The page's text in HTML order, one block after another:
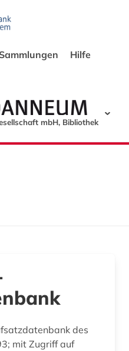
Sammlungen Hilfe
mbH, Bibliothek
des
mit Zugriff auf